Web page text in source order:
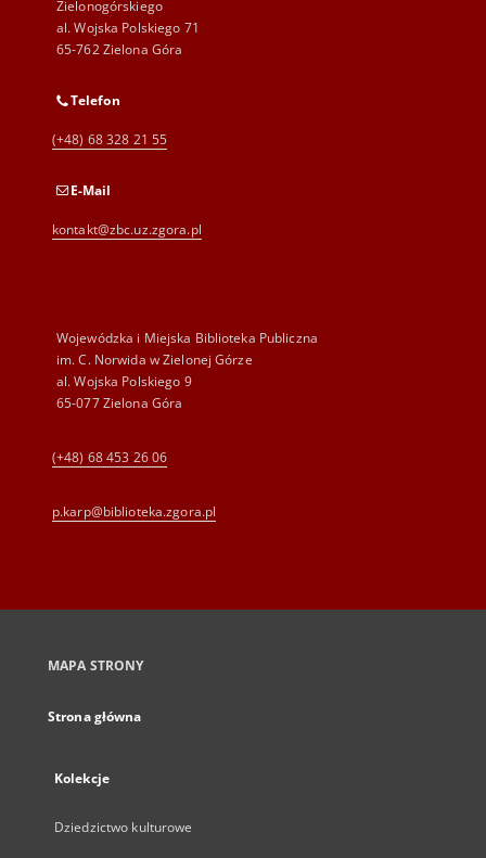
Zielonogórskiego
al. Wojska Polskiego 71
65-762 Zielona Góra
Telefon
(+48) 68 328 21 55
E-Mail
kontakt@zbc.uz.zgora.pl
Wojewódzka i Miejska Biblioteka Publiczna
im. C. Norwida w Zielonej Górze
al. Wojska Polskiego 9
65-077 Zielona Góra
(+48) 68 453 26 06
p.karp@biblioteka.zgora.pl
MAPA STRONY
Strona główna
Kolekcje
Dziedzictwo kulturowe